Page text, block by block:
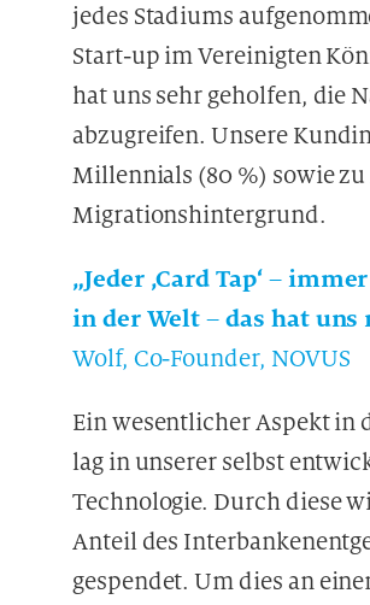
D
a
e
n
r
b
i
u
n
g
jedes Stadiums
Start-up im Vereinigten
hat uns sehr geholfen, die
abzugreifen. Unsere
Millennials (80 %) sowie zu
Migrationshintergrund.
„Jeder ‚Card Tap‘ –
in der Welt – das hat
Wolf, Co-Founder, NOVUS
Ein wesentlicher Aspekt in
lag in unserer selbst
Technologie. Durch diese
Anteil des
gespendet. Um dies an